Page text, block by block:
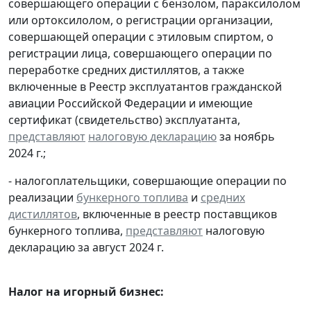
совершающего операции с бензолом, параксилолом
или ортоксилолом, о регистрации организации,
совершающей операции с этиловым спиртом, о
регистрации лица, совершающего операции по
переработке средних дистиллятов, а также
включенные в Реестр эксплуатантов гражданской
авиации Российской Федерации и имеющие
сертификат (свидетельство) эксплуатанта,
представляют налоговую декларациюза ноябрь
2024 г.;
- налогоплательщики, совершающие операции по
реализации бункерного топлива и средних
дистиллятов, включенные в реестр поставщиков
бункерного топлива, представляют налоговую
декларацию за август 2024 г.
Налог на игорный бизнес: